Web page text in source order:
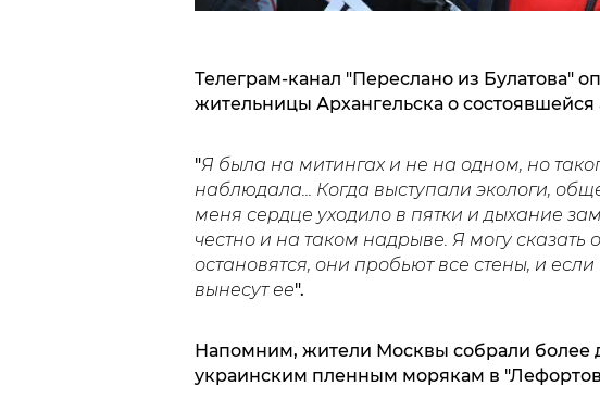
Телеграм-канал "Переслано из Булатова"
жительницы Архангельска о
"Я была на митингах и не на одном, но
наблюдала... Когда выступали экологи,
меня сердце уходило в пятки и дыхание
честно и на таком надрыве. Я могу сказать
остановятся, они пробьют все стены, и
вынесут ее".
Напомним, жители Москвы собрали более
украинским пленным морякам в